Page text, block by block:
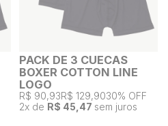
PACK DE 3 CUECAS
BOXER COTTON LINE
LOGO
R$ 90,93R$ 129,9030% OFF
2x de R$ 45,47 sem juros